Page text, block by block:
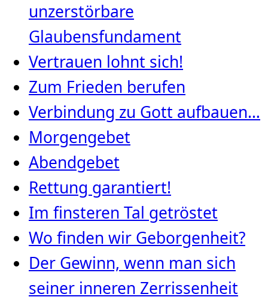
unzerstörbare
Glaubensfundament
Vertrauen lohnt sich!
Zum Frieden berufen
Verbindung zu Gott aufbauen…
Morgengebet
Abendgebet
Rettung garantiert!
Im finsteren Tal getröstet
Wo finden wir Geborgenheit?
Der Gewinn, wenn man sich
seiner inneren Zerrissenheit